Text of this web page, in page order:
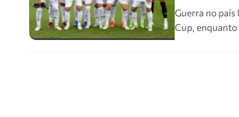
Guerra no país
Cup, enquanto